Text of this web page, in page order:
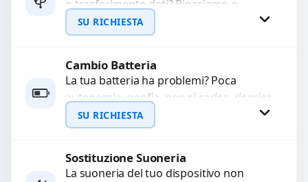
WhatsApp
o trasferimento dati? Ripariamo o
sostituiamo connettori di ricarica guasti,
rotti, allentati, danneggiati,...
SU RICHIESTA
Richiedi Preventivo
WhatsApp
Cambio Batteria
La tua batteria ha problemi? Poca
autonomia, gonfia, non si carica, ricarica
lenta o cicli di ricarica esauriti?
Sostituiamo la...
SU RICHIESTA
Richiedi Preventivo
Sostituzione Suoneria
La suoneria del tuo dispositivo non